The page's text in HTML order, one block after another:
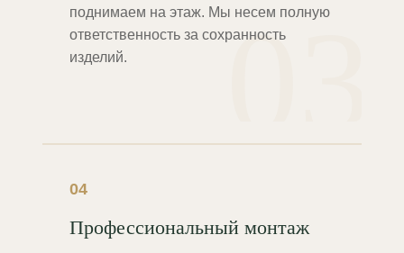
03
поднимаем на этаж. Мы несем полную
ответственность за сохранность
изделий.
04
Профессиональный монтаж